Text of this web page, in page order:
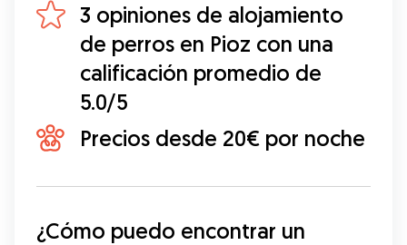
3 opiniones de alojamiento
de perros en Pioz con una
calificación promedio de
5.0/5
Precios desde 20€ por noche
¿Cómo puedo encontrar un